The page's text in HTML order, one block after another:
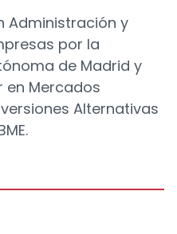
Administración y
por la
de Madrid y
en Mercados
Alternativas